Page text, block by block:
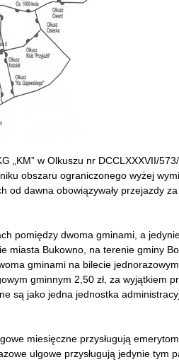
„KM” w Olkuszu nr DCCLXXXVII/
obszaru ograniczonego wyżej
od dawna obowiązywały przejazdy za
pomiędzy dwoma gminami, a
miasta Bukowno, na terenie gminy
gminami na bilecie jednorazowym
gminnym 2,50 zł, za wyjątkiem
są jako jedna jednostka
miesięczne przysługują
ulgowe przysługują jedynie tym